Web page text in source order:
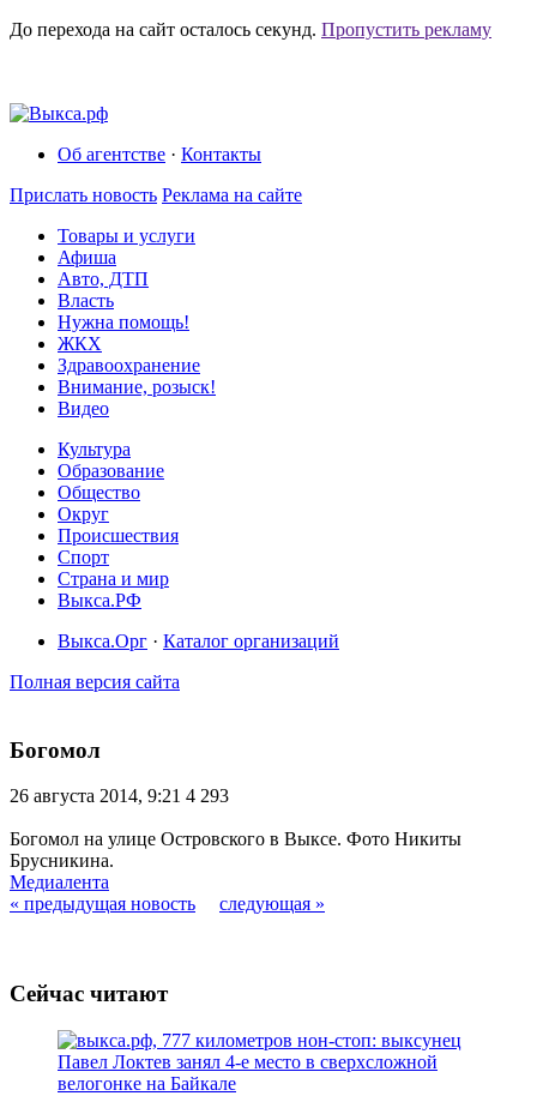
До перехода на сайт осталось секунд. Пропустить рекламу
Об агентстве · Контакты
Прислать новость Реклама на сайте
Товары и услуги
Афиша
Авто, ДТП
Власть
Нужна помощь!
ЖКХ
Здравоохранение
Внимание, розыск!
Видео
Культура
Образование
Общество
Округ
Происшествия
Спорт
Страна и мир
Выкса.РФ
Выкса.Орг · Каталог организаций
Полная версия сайта
Богомол
26 августа 2014, 9:21 4 293
Богомол на улице Островского в Выксе. Фото Никиты
Брусникина.
Медиалента
« предыдущая новость
следующая »
Сейчас читают